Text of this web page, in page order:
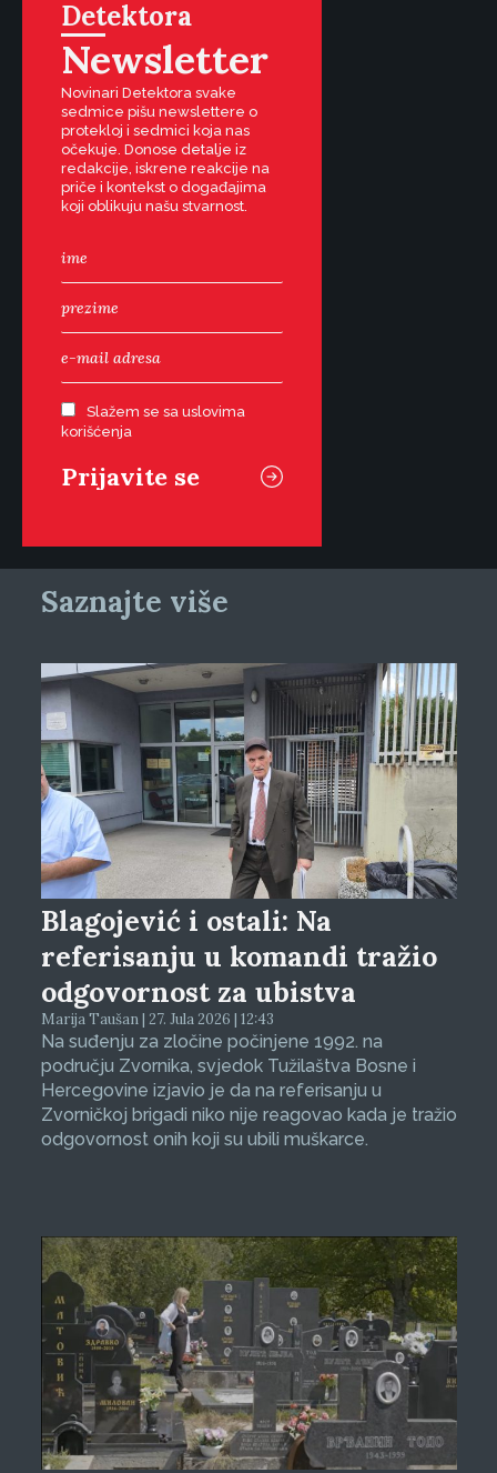
Detektora
Newsletter
Novinari Detektora svake
sedmice pišu newslettere o
protekloj i sedmici koja nas
očekuje. Donose detalje iz
redakcije, iskrene reakcije na
priče i kontekst o događajima
koji oblikuju našu stvarnost.
Slažem se sa uslovima
korišćenja
Saznajte više
Blagojević i ostali: Na
referisanju u komandi tražio
odgovornost za ubistva
Marija Taušan | 27. Jula 2026 | 12:43
Na suđenju za zločine počinjene 1992. na
području Zvornika, svjedok Tužilaštva Bosne i
Hercegovine izjavio je da na referisanju u
Zvorničkoj brigadi niko nije reagovao kada je tražio
odgovornost onih koji su ubili muškarce.